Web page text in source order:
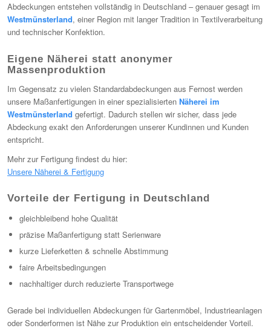
Abdeckungen entstehen vollständig in Deutschland – genauer gesagt im
Westmünsterland, einer Region mit langer Tradition in Textilverarbeitung
und technischer Konfektion.
Eigene Näherei statt anonymer
Massenproduktion
Im Gegensatz zu vielen Standardabdeckungen aus Fernost werden
unsere Maßanfertigungen in einer spezialisierten Näherei im
Westmünsterland gefertigt. Dadurch stellen wir sicher, dass jede
Abdeckung exakt den Anforderungen unserer Kundinnen und Kunden
entspricht.
Mehr zur Fertigung findest du hier:
Unsere Näherei & Fertigung
Vorteile der Fertigung in Deutschland
gleichbleibend hohe Qualität
präzise Maßanfertigung statt Serienware
kurze Lieferketten & schnelle Abstimmung
faire Arbeitsbedingungen
nachhaltiger durch reduzierte Transportwege
Gerade bei individuellen Abdeckungen für Gartenmöbel, Industrieanlagen
oder Sonderformen ist Nähe zur Produktion ein entscheidender Vorteil.